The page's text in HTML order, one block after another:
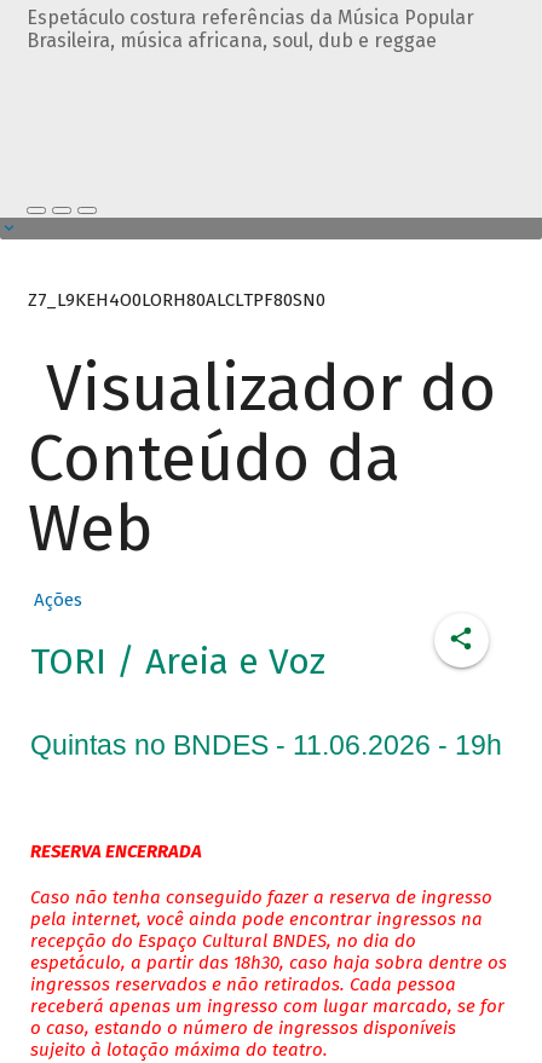
Espetáculo costura referências da Música Popular
Brasileira, música africana, soul, dub e reggae
Z7_L9KEH4O0LORH80ALCLTPF80SN0
Visualizador do
Conteúdo da
Web
Ações
TORI / Areia e Voz
Quintas no BNDES - 11.06.2026 - 19h
RESERVA ENCERRADA
Caso não tenha conseguido fazer a reserva de ingresso
pela internet, você ainda pode encontrar ingressos na
recepção do Espaço Cultural BNDES, no dia do
espetáculo, a partir das 18h30, caso haja sobra dentre os
ingressos reservados e não retirados. Cada pessoa
receberá apenas um ingresso com lugar marcado, se for
o caso, estando o número de ingressos disponíveis
sujeito à lotação máxima do teatro.